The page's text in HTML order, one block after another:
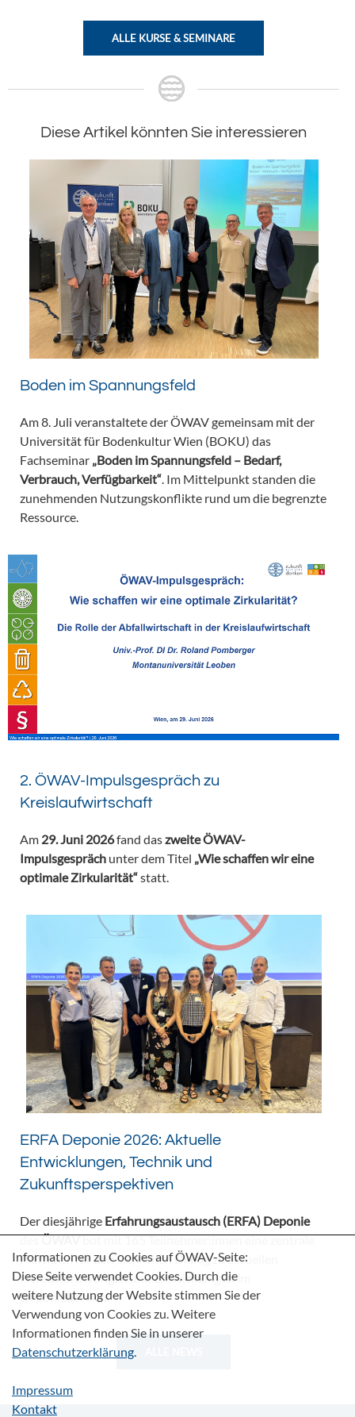
ALLE KURSE & SEMINARE
Diese Artikel könnten Sie interessieren
Boden im Spannungsfeld
Am 8. Juli veranstaltete der ÖWAV gemeinsam mit der
Universität für Bodenkultur Wien (BOKU) das
Fachseminar „Boden im Spannungsfeld – Bedarf,
Verbrauch, Verfügbarkeit“ . Im Mittelpunkt standen die
zunehmenden Nutzungskonflikte rund um die begrenzte
Ressource.
2. ÖWAV-Impulsgespräch zu
Kreislaufwirtschaft
Am 29. Juni 2026fand daszweite ÖWAV-
Impulsgespräch unter dem Titel „Wie schaffen wir eine
optimale Zirkularität“statt.
ERFA Deponie 2026: Aktuelle
Entwicklungen, Technik und
Zukunftsperspektiven
Der diesjährige Erfahrungsaustausch (ERFA) Deponie
desÖWAVbot mit 165 Teilnehmer:innen eine zentrale
Plattform für den fachlichen Dialog zu aktuellen
Herausforderungen und Entwicklungen im
Deponiebereich.
Informationen zu Cookies auf ÖWAV-Seite:
Diese Seite verwendet Cookies. Durch die
weitere Nutzung der Website stimmen Sie der
Verwendung von Cookies zu. Weitere
Informationen finden Sie in unserer
Datenschutzerklärung.
Impressum
Kontakt